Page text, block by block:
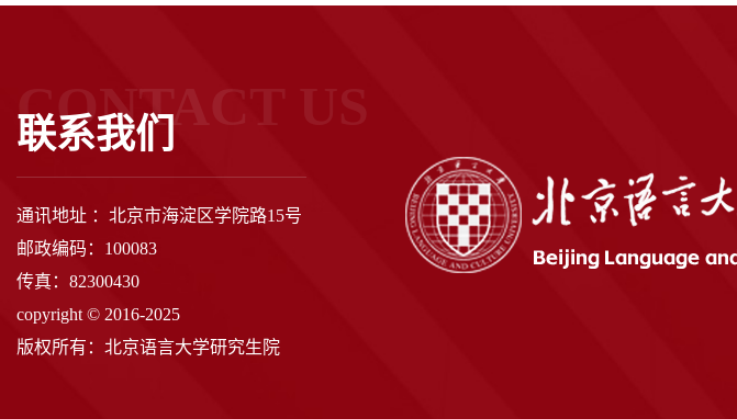
联系我们
CONTACT US
通讯地址 ：北京市海淀区学院路15号
邮政编码：100083
传真：82300430
copyright © 2016-2025
版权所有：北京语言大学研究生院